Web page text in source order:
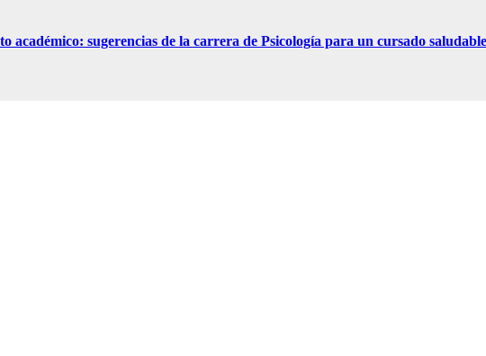
académico: sugerencias de la carrera de Psicología para un cursado saludable